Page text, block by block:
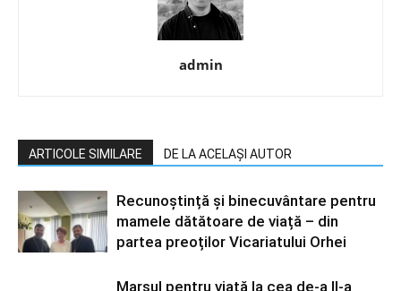
admin
ARTICOLE SIMILARE DE LA ACELAȘI AUTOR
Recunoștință și binecuvântare pentru
mamele dătătoare de viață – din
partea preoților Vicariatului Orhei
Marșul pentru viață la cea de-a II-a